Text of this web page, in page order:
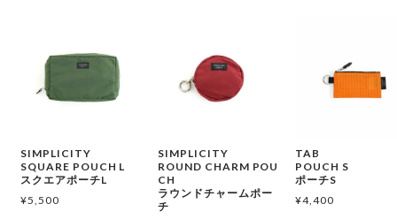
SIMPLICITY
SQUARE POUCH L
スクエアポーチL
¥5,500
SIMPLICITY
ROUND CHARM POU
CH
ラウンドチャームポー
チ
TAB
POUCH S
ポーチS
¥4,400